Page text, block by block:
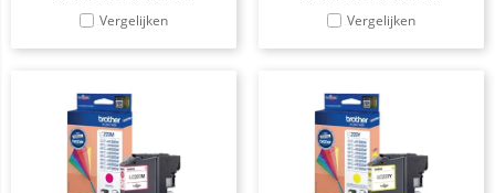
Vergelijken Vergelijken